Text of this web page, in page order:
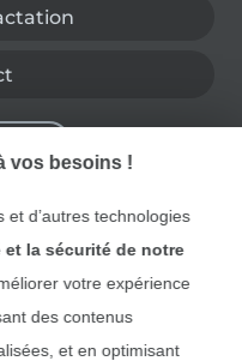
vos besoins !
et d’autres technologies
la sécurité de notre
votre expérience
des contenus
et en optimisant